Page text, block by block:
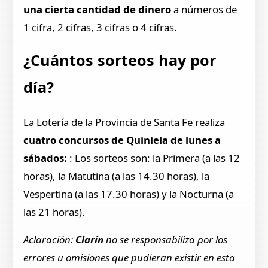
una cierta cantidad de dineroa números de
1 cifra, 2 cifras, 3 cifras o 4 cifras.
¿Cuántos sorteos hay por
día?
La Lotería de la Provincia de Santa Fe realiza
cuatro concursos de Quiniela de lunes a
sábados: : Los sorteos son: la Primera (a las 12
horas), la Matutina (a las 14.30 horas), la
Vespertina (a las 17.30 horas) y la Nocturna (a
las 21 horas).
Aclaración: Clarínno se responsabiliza por los
errores u omisiones que pudieran existir en esta